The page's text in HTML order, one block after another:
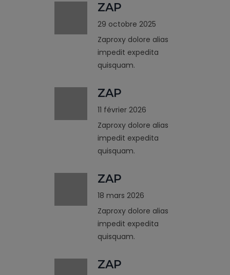
ZAP
29 octobre 2025
Zaproxy dolore alias
impedit expedita
quisquam.
ZAP
11 février 2026
Zaproxy dolore alias
impedit expedita
quisquam.
ZAP
18 mars 2026
Zaproxy dolore alias
impedit expedita
quisquam.
ZAP